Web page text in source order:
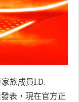
族成員I.D.
表，現在官方正